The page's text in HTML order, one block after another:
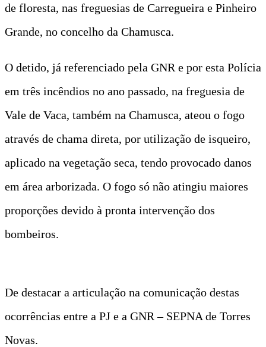
de floresta, nas freguesias de Carregueira e Pinheiro
Grande, no concelho da Chamusca.
O detido, já referenciado pela GNR e por esta Polícia
em três incêndios no ano passado, na freguesia de
Vale de Vaca, também na Chamusca, ateou o fogo
através de chama direta, por utilização de isqueiro,
aplicado na vegetação seca, tendo provocado danos
em área arborizada. O fogo só não atingiu maiores
proporções devido à pronta intervenção dos
bombeiros.
De destacar a articulação na comunicação destas
ocorrências entre a PJ e a GNR – SEPNA de Torres
Novas.